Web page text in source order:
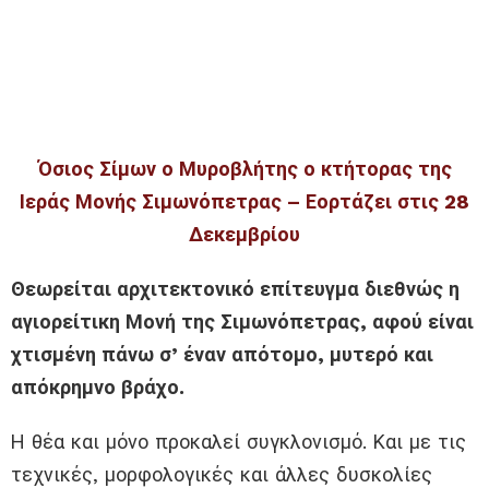
Όσιος Σίμων ο Μυροβλήτης ο κτήτορας της
Ιεράς Μονής Σιμωνόπετρας – Εορτάζει στις 28
Δεκεμβρίου
Θεωρείται αρχιτεκτονικό επίτευγμα διεθνώς η
αγιορείτικη Μονή της Σιμωνόπετρας, αφού είναι
χτισμένη πάνω σ’ έναν απότομο, μυτερό και
απόκρημνο βράχο.
Η θέα και μόνο προκαλεί συγκλονισμό. Και με τις
τεχνικές, μορφολογικές και άλλες δυσκολίες